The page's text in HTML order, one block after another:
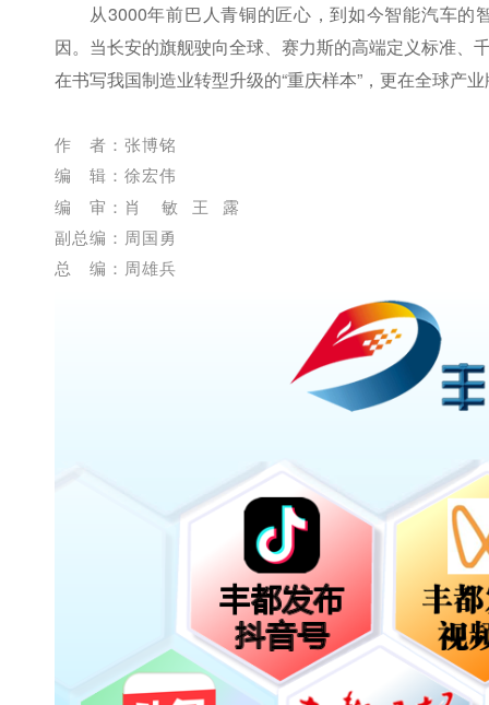
从3000年前巴人青铜的匠心，到如今智能汽车
因。当长安的旗舰驶向全球、赛力斯的高端定义标准、
在书写我国制造业转型升级的“重庆样本”，更在全球产
作 者：张博铭
编 辑：徐宏伟
编 审：肖 敏 王 露
副总编：周国勇
总 编：周雄兵